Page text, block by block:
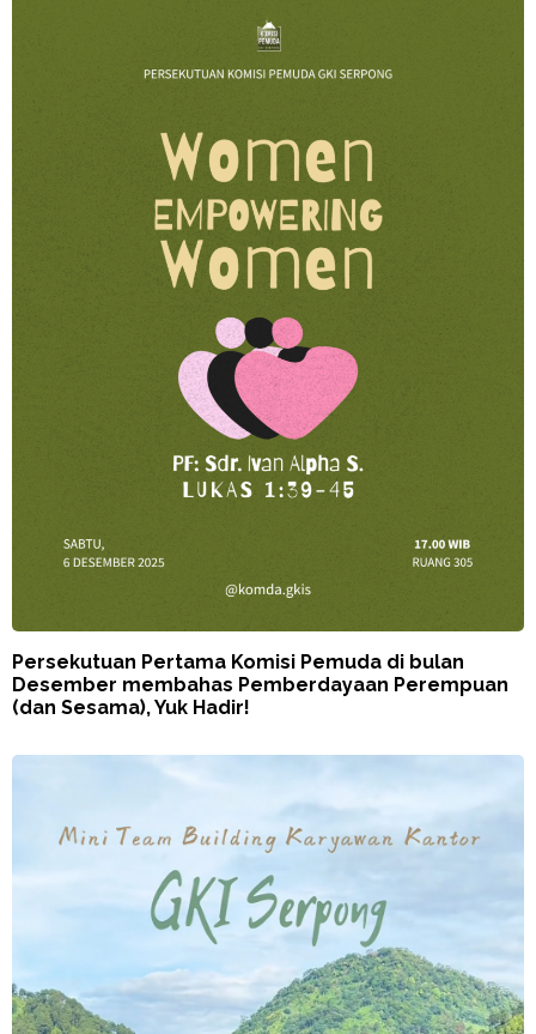
Persekutuan Pertama Komisi Pemuda di bulan
Desember membahas Pemberdayaan Perempuan
(dan Sesama), Yuk Hadir!